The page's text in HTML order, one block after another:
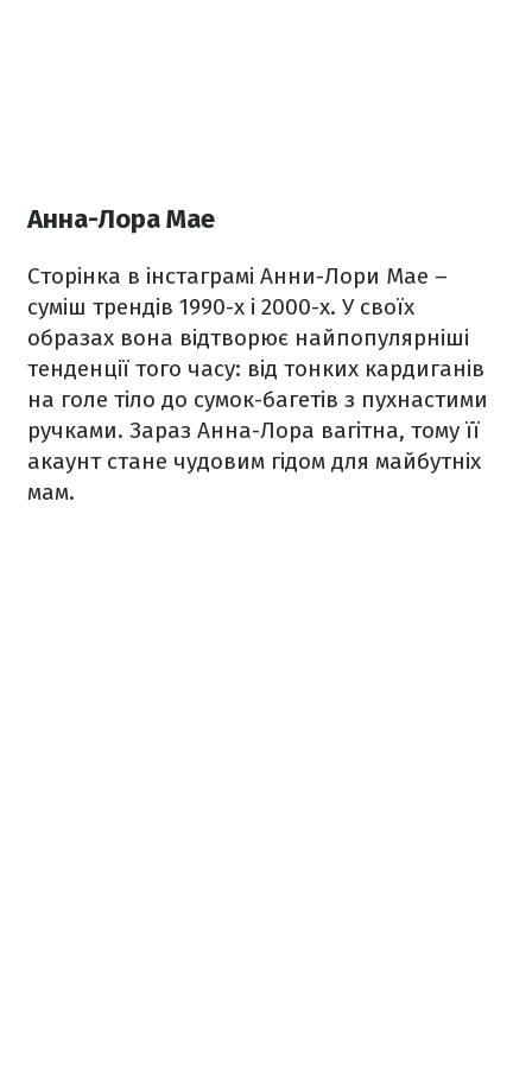
Анна-Лора Мае
Сторінка в інстаграмі Анни-Лори Мае –
суміш трендів 1990-х і 2000-х. У своїх
образах вона відтворює найпопулярніші
тенденції того часу: від тонких кардиганів
на голе тіло до сумок-багетів з пухнастими
ручками. Зараз Анна-Лора вагітна, тому її
акаунт стане чудовим гідом для майбутніх
мам.